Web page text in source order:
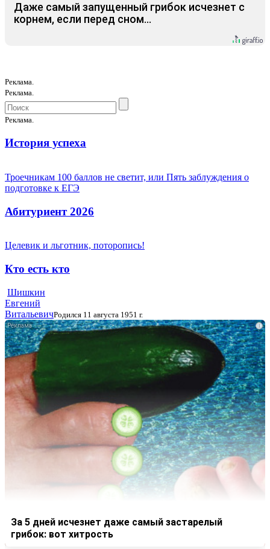
Даже самый запущенный грибок исчезнет с
корнем, если перед сном…
Реклама.
Реклама.
Реклама.
История успеха
Троечникам 100 баллов не светит, или Пять заблуждения о
подготовке к ЕГЭ
Абитуриент 2026
Целевик и льготник, поторопись!
Кто есть кто
Шишкин
Евгений
ВитальевичРодился 11 августа 1951 г.
i
За 5 дней исчезнет даже самый застарелый
грибок: вот хитрость